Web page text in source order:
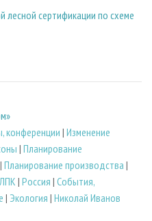
сертификации по схеме
конференции | Изменение
| Планирование
| Планирование производства |
| Россия | События,
| Экология | Николай Иванов